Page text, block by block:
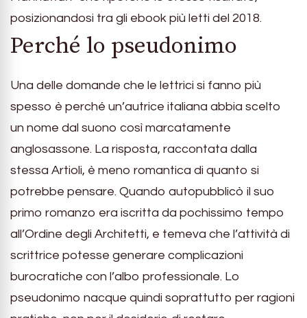
posizionandosi tra gli ebook più letti del 2018.
Perché lo pseudonimo
Una delle domande che le lettrici si fanno più
spesso è perché un’autrice italiana abbia scelto
un nome dal suono così marcatamente
anglosassone. La risposta, raccontata dalla
stessa Artioli, è meno romantica di quanto si
potrebbe pensare. Quando autopubblicò il suo
primo romanzo era iscritta da pochissimo tempo
all’Ordine degli Architetti, e temeva che l’attività di
scrittrice potesse generare complicazioni
burocratiche con l’albo professionale. Lo
pseudonimo nacque quindi soprattutto per ragioni